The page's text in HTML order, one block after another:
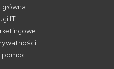
IT
pomoc